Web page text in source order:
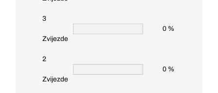
3
Zvijezde
0 %
2
Zvijezde
0 %